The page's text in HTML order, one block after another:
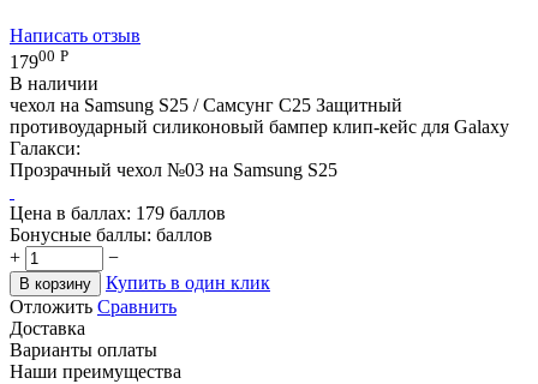
Написать отзыв
17900 Р
В наличии
чехол на Samsung S25 / Самсунг С25 Защитный
противоударный силиконовый бампер клип-кейс для Galaxy
Галакси:
Прозрачный чехол №03 на Samsung S25
Цена в баллах: 179 баллов
Бонусные баллы: баллов
+
−
В корзину
Купить в один клик
Отложить Сравнить
Доставка
Варианты оплаты
Наши преимущества